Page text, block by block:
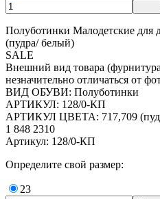
Полуботинки Малодетские для
(пудра/ белый)
SALE
Внешний вид товара
незначительно отличаться от
ВИД ОБУВИ: Полуботинки
АРТИКУЛ: 128/0-КП
АРТИКУЛ ЦВЕТА: 717,709
1 848 2310
Артикул: 128/0-КП
Определите свой размер:
23